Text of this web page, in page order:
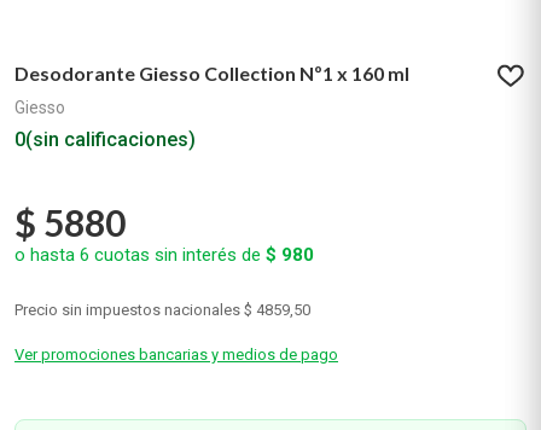
Desodorante Giesso Collection Nº1 x 160 ml
Giesso
0(sin calificaciones)
$ 5880
o hasta 6 cuotas sin interés de $ 980
Precio sin impuestos nacionales $ 4859,50
Ver promociones bancarias y medios de pago
8.protector solar
9.serum elvive
10
nyx